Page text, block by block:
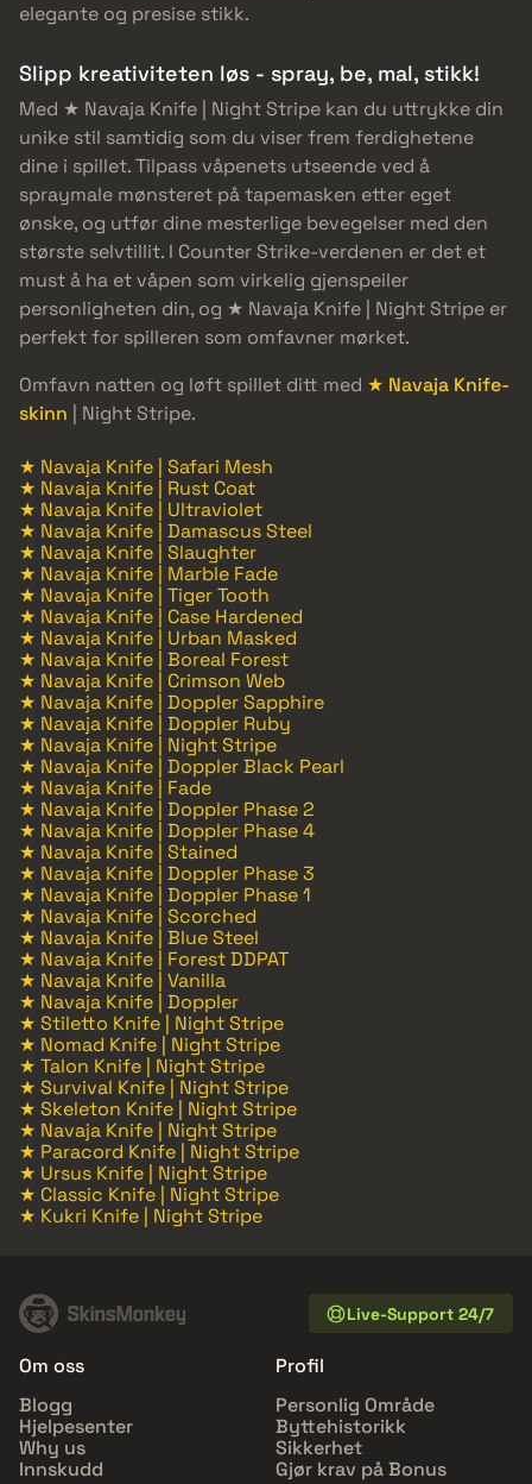
elegante og presise stikk.
Slipp kreativiteten løs - spray, be, mal, stikk!
Med ★ Navaja Knife | Night Stripe kan du uttrykke din
unike stil samtidig som du viser frem ferdighetene
dine i spillet. Tilpass våpenets utseende ved å
spraymale mønsteret på tapemasken etter eget
ønske, og utfør dine mesterlige bevegelser med den
største selvtillit. I Counter Strike-verdenen er det et
must å ha et våpen som virkelig gjenspeiler
personligheten din, og ★ Navaja Knife | Night Stripe er
perfekt for spilleren som omfavner mørket.
Omfavn natten og løft spillet ditt med ★ Navaja Knife-
skinn | Night Stripe.
★ Navaja Knife | Safari Mesh
★ Navaja Knife | Rust Coat
★ Navaja Knife | Ultraviolet
★ Navaja Knife | Damascus Steel
★ Navaja Knife | Slaughter
★ Navaja Knife | Marble Fade
★ Navaja Knife | Tiger Tooth
★ Navaja Knife | Case Hardened
★ Navaja Knife | Urban Masked
★ Navaja Knife | Boreal Forest
★ Navaja Knife | Crimson Web
★ Navaja Knife | Doppler Sapphire
★ Navaja Knife | Doppler Ruby
★ Navaja Knife | Night Stripe
★ Navaja Knife | Doppler Black Pearl
★ Navaja Knife | Fade
★ Navaja Knife | Doppler Phase 2
★ Navaja Knife | Doppler Phase 4
★ Navaja Knife | Stained
★ Navaja Knife | Doppler Phase 3
★ Navaja Knife | Doppler Phase 1
★ Navaja Knife | Scorched
★ Navaja Knife | Blue Steel
★ Navaja Knife | Forest DDPAT
★ Navaja Knife | Vanilla
★ Navaja Knife | Doppler
★ Stiletto Knife | Night Stripe
★ Nomad Knife | Night Stripe
★ Talon Knife | Night Stripe
★ Survival Knife | Night Stripe
★ Skeleton Knife | Night Stripe
★ Navaja Knife | Night Stripe
★ Paracord Knife | Night Stripe
★ Ursus Knife | Night Stripe
★ Classic Knife | Night Stripe
★ Kukri Knife | Night Stripe
Live-Support 24/7
Om oss
Blogg
Hjelpesenter
Why us
Innskudd
Profil
Personlig Område
Byttehistorikk
Sikkerhet
Gjør krav på Bonus